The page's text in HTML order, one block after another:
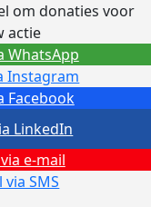
om donaties voor
actie
Facebook
Instagram
e-mail
via SMS
LinkedIn
WhatsApp